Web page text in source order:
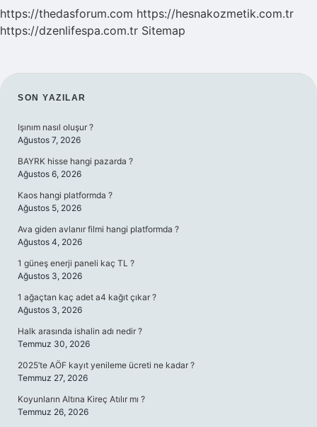
Hakkımızda
https://thedasforum.com https://hesnakozmetik.com.tr
https://dzenlifespa.com.tr Sitemap
SIDEBAR
SON YAZILAR
Işınım nasıl oluşur ?
Ağustos 7, 2026
BAYRK hisse hangi pazarda ?
Ağustos 6, 2026
Kaos hangi platformda ?
Ağustos 5, 2026
Ava giden avlanır filmi hangi platformda ?
Ağustos 4, 2026
1 güneş enerji paneli kaç TL ?
Ağustos 3, 2026
1 ağaçtan kaç adet a4 kağıt çıkar ?
Ağustos 3, 2026
Halk arasında ishalin adı nedir ?
Temmuz 30, 2026
2025’te AÖF kayıt yenileme ücreti ne kadar ?
Temmuz 27, 2026
Koyunların Altına Kireç Atılır mı ?
Temmuz 26, 2026